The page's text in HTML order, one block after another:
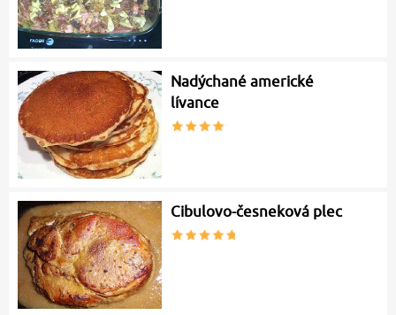
Nadýchané americké
lívance
Cibulovo-česneková plec